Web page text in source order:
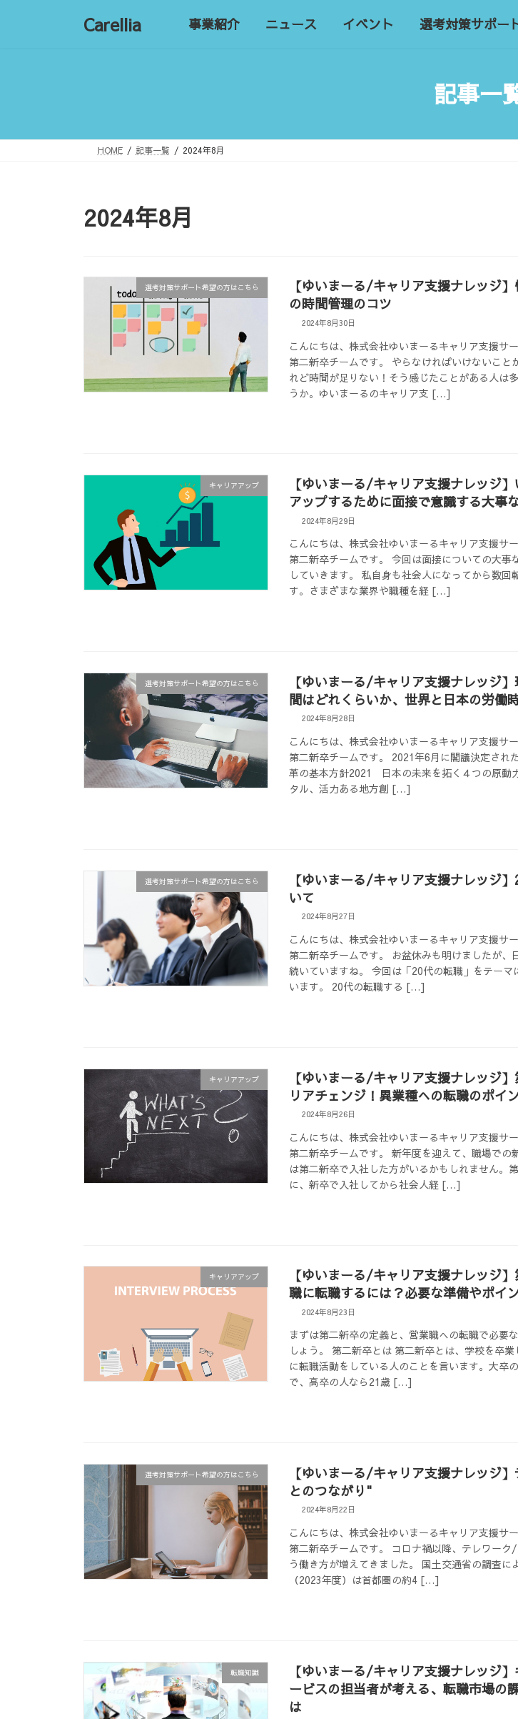
ッ
移
Carellia 事業紹介 ニュース イベント 選考対策サポー
記事一
HOME 記事一覧 2024年8月
2024年8月
選考対策サポート希望の方はこちら
【ゆいまーる/キャリア支援ナレッジ
の時間管理のコツ
2024年8月30日
こんにちは、株式会社ゆいまーるキャリア支援サ
第二新卒チームです。 やらなければいけないこと
れど時間が足りない！そう感じたことがある人は
うか。ゆいまーるのキャリア支 […]
キャリアアップ
【ゆいまーる/キャリア支援ナレッジ
アップするために面接で意識する大事
2024年8月29日
こんにちは、株式会社ゆいまーるキャリア支援サ
第二新卒チームです。 今回は面接についての大事
していきます。 私自身も社会人になってから数回
す。さまざまな業界や職種を経 […]
選考対策サポート希望の方はこちら
【ゆいまーる/キャリア支援ナレッジ
間はどれくらいか、世界と日本の労働
2024年8月28日
こんにちは、株式会社ゆいまーるキャリア支援サ
第二新卒チームです。 2021年6月に閣議決定され
革の基本方針2021 日本の未来を拓く４つの原動
タル、活力ある地方創 […]
選考対策サポート希望の方はこちら
【ゆいまーる/キャリア支援ナレッジ
いて
2024年8月27日
こんにちは、株式会社ゆいまーるキャリア支援サ
第二新卒チームです。 お盆休みも明けましたが、
続いていますね。 今回は「20代の転職」をテーマ
います。 20代の転職する […]
キャリアアップ
【ゆいまーる/キャリア支援ナレッジ
リアチェンジ！異業種への転職のポイ
2024年8月26日
こんにちは、株式会社ゆいまーるキャリア支援サ
第二新卒チームです。 新年度を迎えて、職場での
は第二新卒で入社した方がいるかもしれません。
に、新卒で入社してから社会人経 […]
キャリアアップ
【ゆいまーる/キャリア支援ナレッジ
職に転職するには？必要な準備やポイ
2024年8月23日
まずは第二新卒の定義と、営業職への転職で必要
しょう。 第二新卒とは 第二新卒とは、学校を卒
に転職活動をしている人のことを言います。大卒
で、高卒の人なら21歳 […]
選考対策サポート希望の方はこちら
【ゆいまーる/キャリア支援ナレッジ
とのつながり"
2024年8月22日
こんにちは、株式会社ゆいまーるキャリア支援サ
第二新卒チームです。 コロナ禍以降、テレワーク
う働き方が増えてきました。 国土交通省の調査に
（2023年度）は首都圏の約4 […]
転職知識
【ゆいまーる/キャリア支援ナレッジ
ービスの担当者が考える、転職市場の
は